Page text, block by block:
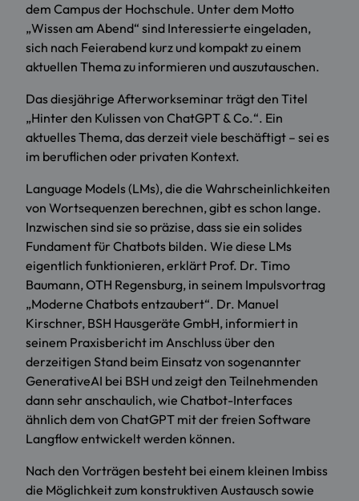
dem Campus der Hochschule. Unter dem Motto
„Wissen am Abend“ sind Interessierte eingeladen,
sich nach Feierabend kurz und kompakt zu einem
aktuellen Thema zu informieren und auszutauschen.
Das diesjährige Afterworkseminar trägt den Titel
„Hinter den Kulissen von ChatGPT & Co.“. Ein
aktuelles Thema, das derzeit viele beschäftigt – sei es
im beruflichen oder privaten Kontext.
Language Models (LMs), die die Wahrscheinlichkeiten
von Wortsequenzen berechnen, gibt es schon lange.
Inzwischen sind sie so präzise, dass sie ein solides
Fundament für Chatbots bilden. Wie diese LMs
eigentlich funktionieren, erklärt Prof. Dr. Timo
Baumann, OTH Regensburg, in seinem Impulsvortrag
„Moderne Chatbots entzaubert“. Dr. Manuel
Kirschner, BSH Hausgeräte GmbH, informiert in
seinem Praxisbericht im Anschluss über den
derzeitigen Stand beim Einsatz von sogenannter
GenerativeAI bei BSH und zeigt den Teilnehmenden
dann sehr anschaulich, wie Chatbot-Interfaces
ähnlich dem von ChatGPT mit der freien Software
Langflow entwickelt werden können.
Nach den Vorträgen besteht bei einem kleinen Imbiss
die Möglichkeit zum konstruktiven Austausch sowie